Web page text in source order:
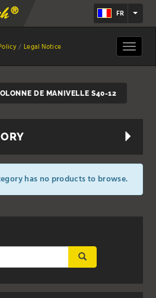
FR
Legal Notice
Toggle
DE MANIVELLE S40-12
has no products to browse.